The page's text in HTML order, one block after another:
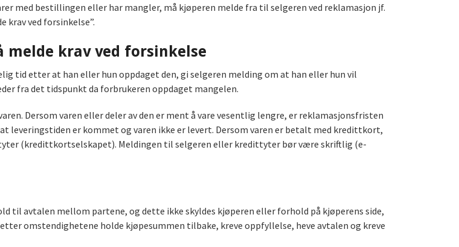
med bestillingen eller har mangler, må kjøperen melde fra til selgeren ved reklamasjon jf.
ved forsinkelse”.
krav ved forsinkelse
tid etter at han eller hun oppdaget den, gi selgeren melding om at han eller hun vil
fra det tidspunkt da forbrukeren oppdaget mangelen.
Dersom varen eller deler av den er ment å vare vesentlig lengre, er reklamasjonsfristen
leveringstiden er kommet og varen ikke er levert. Dersom varen er betalt med kredittkort,
(kredittkortselskapet). Meldingen til selgeren eller kredittyter bør være skriftlig (e-
til avtalen mellom partene, og dette ikke skyldes kjøperen eller forhold på kjøperens side,
omstendighetene holde kjøpesummen tilbake, kreve oppfyllelse, heve avtalen og kreve